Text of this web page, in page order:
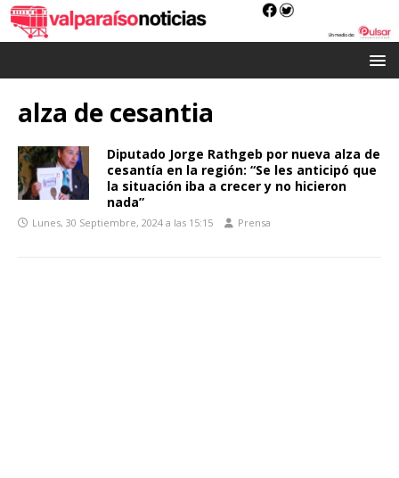
alza de cesantia
Diputado Jorge Rathgeb por nueva alza de
cesantía en la región: “Se les anticipó que
la situación iba a crecer y no hicieron
nada”
Lunes, 30 Septiembre, 2024 a las 15:15 Prensa